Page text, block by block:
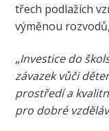
třech podlažích
výměnou
„Investice do
závazek vůči
prostředí a
pro dobré